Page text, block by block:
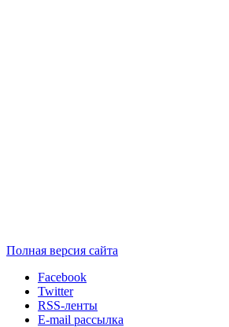
Полная версия сайта
Facebook
Twitter
RSS-ленты
E-mail рассылка